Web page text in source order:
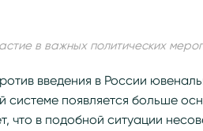
в важных политических
введения в России
появляется больше
что в подобной ситуации